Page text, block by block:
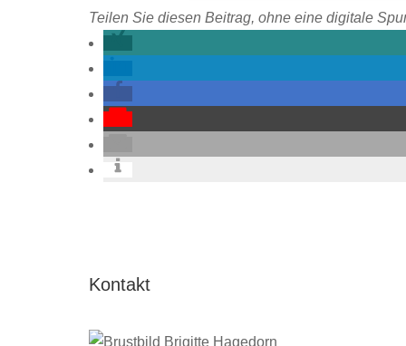
Teilen Sie diesen Beitrag, ohne eine digitale
Kontakt